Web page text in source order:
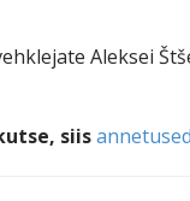
Aleksei
siisannetused